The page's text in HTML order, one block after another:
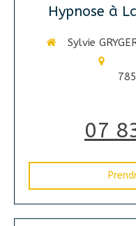
Hypnose à
Sylvie
07